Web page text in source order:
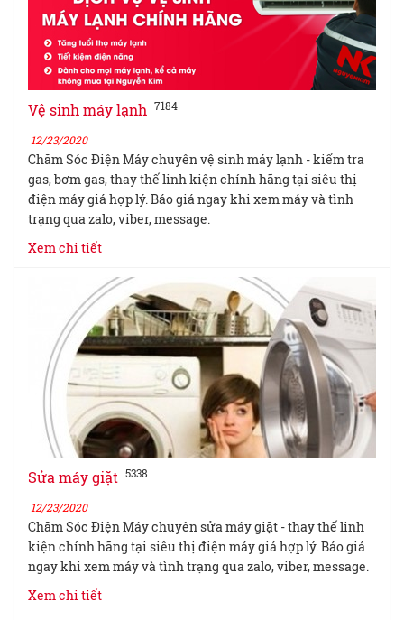
Vệ sinh máy lạnh 7184
12/23/2020
Chăm Sóc Điện Máy chuyên vệ sinh máy lạnh - kiểm tra
gas, bơm gas, thay thế linh kiện chính hãng tại siêu thị
điện máy giá hợp lý. Báo giá ngay khi xem máy và tình
trạng qua zalo, viber, message.
Xem chi tiết
Sửa máy giặt 5338
12/23/2020
Chăm Sóc Điện Máy chuyên sửa máy giặt - thay thế linh
kiện chính hãng tại siêu thị điện máy giá hợp lý. Báo giá
ngay khi xem máy và tình trạng qua zalo, viber, message.
Xem chi tiết